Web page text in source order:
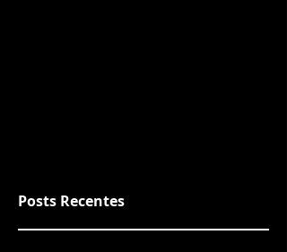
Posts Recentes